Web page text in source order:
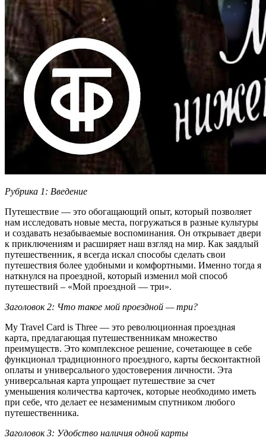
Рубрика 1: Введение
Путешествие — это обогащающий опыт, который позволяет
нам исследовать новые места, погружаться в разные культуры
и создавать незабываемые воспоминания. Он открывает двери
к приключениям и расширяет наш взгляд на мир. Как заядлый
путешественник, я всегда искал способы сделать свои
путешествия более удобными и комфортными. Именно тогда я
наткнулся на проездной, который изменил мой способ
путешествий – «Мой проездной — три».
Заголовок 2: Что такое мой проездной — три?
My Travel Card is Three — это революционная проездная
карта, предлагающая путешественникам множество
преимуществ. Это комплексное решение, сочетающее в себе
функционал традиционного проездного, карты бесконтактной
оплаты и универсального удостоверения личности. Эта
универсальная карта упрощает путешествие за счет
уменьшения количества карточек, которые необходимо иметь
при себе, что делает ее незаменимым спутником любого
путешественника.
Заголовок 3: Удобство наличия одной карты